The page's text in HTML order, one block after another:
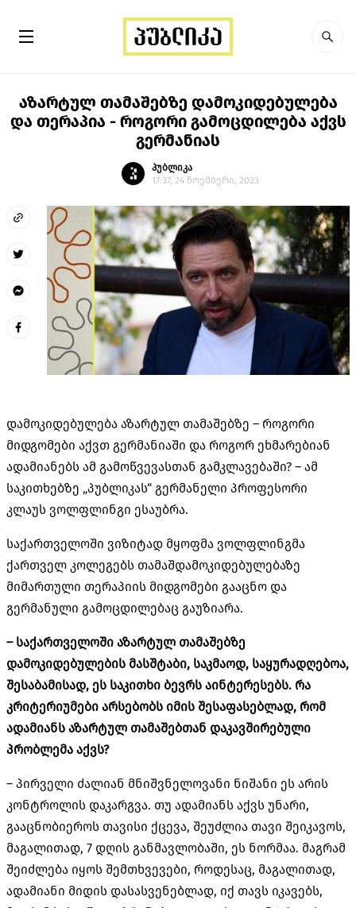
აზარტულ თამაშებზე დამოკიდებულება
და თერაპია - როგორი გამოცდილება აქვს
გერმანიას
პუბლიკა
17:37, 24 ნოემბერი, 2023
დამოკიდებულება აზარტულ თამაშებზე – როგორი
მიდგომები აქვთ გერმანიაში და როგორ ეხმარებიან
ადამიანებს ამ გამოწვევასთან გამკლავებაში? – ამ
საკითხებზე „პუბლიკას“ გერმანელი პროფესორი
კლაუს ვოლფლინგი ესაუბრა.
საქართველოში ვიზიტად მყოფმა ვოლფლინგმა
ქართველ კოლეგებს თამაშდამოკიდებულებაზე
მიმართული თერაპიის მიდგომები გააცნო და
გერმანული გამოცდილებაც გაუზიარა.
–საქართველოში აზარტულ თამაშებზე
დამოკიდებულების მასშტაბი, საკმაოდ, საყურადღებოა,
შესაბამისად, ეს საკითხი ბევრს აინტერესებს. რა
კრიტერიუმები არსებობს იმის შესაფასებლად, რომ
ადამიანს აზარტულ თამაშებთან დაკავშირებული
პრობლემა აქვს?
– პირველი ძალიან მნიშვნელოვანი ნიშანი ეს არის
კონტროლის დაკარგვა. თუ ადამიანს აქვს უნარი,
გააცნობიეროს თავისი ქცევა, შეუძლია თავი შეიკავოს,
მაგალითად, 7 დღის განმავლობაში, ეს ნორმაა. მაგრამ
შეიძლება იყოს შემთხვევები, როდესაც, მაგალითად,
ადამიანი მიდის დასასვენებლად, იქ თავს იკავებს,